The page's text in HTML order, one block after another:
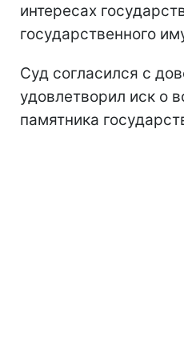
интересах
государственного
Суд согласился с
удовлетворил иск о
памятника